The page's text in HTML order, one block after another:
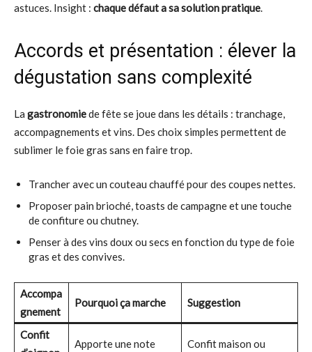
astuces. Insight : chaque défaut a sa solution pratique.
Accords et présentation : élever la
dégustation sans complexité
La gastronomiede fête se joue dans les détails : tranchage,
accompagnements et vins. Des choix simples permettent de
sublimer le foie gras sans en faire trop.
Trancher avec un couteau chauffé pour des coupes nettes.
Proposer pain brioché, toasts de campagne et une touche
de confiture ou chutney.
Penser à des vins doux ou secs en fonction du type de foie
gras et des convives.
Accompa
gnement
Pourquoi ça marche Suggestion
Confit
Apporte une note
Confit maison ou